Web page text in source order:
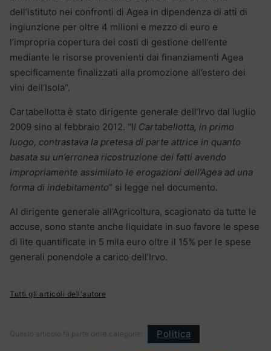
dell’istituto nei confronti di Agea in dipendenza di atti di
ingiunzione per oltre 4 milioni e mezzo di euro e
l’impropria copertura dei costi di gestione dell’ente
mediante le risorse provenienti dai finanziamenti Agea
specificamente finalizzati alla promozione all’estero dei
vini dell’Isola”.
Cartabellotta è stato dirigente generale dell’Irvo dal luglio
2009 sino al febbraio 2012. “Il Cartabellotta, in primo
luogo, contrastava la pretesa di parte attrice in quanto
basata su un’erronea ricostruzione dei fatti avendo
impropriamente assimilato le erogazioni dell’Agea ad una
forma di indebitamento” si legge nel documento.
Al dirigente generale all’Agricoltura, scagionato da tutte le
accuse, sono stante anche liquidate in suo favore le spese
di lite quantificate in 5 mila euro oltre il 15% per le spese
generali ponendole a carico dell’Irvo.
Tutti gli articoli dell'autore
Questo articolo fa parte delle categorie: Politica